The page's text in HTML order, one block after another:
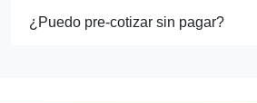
¿Puedo pre-cotizar sin pagar?